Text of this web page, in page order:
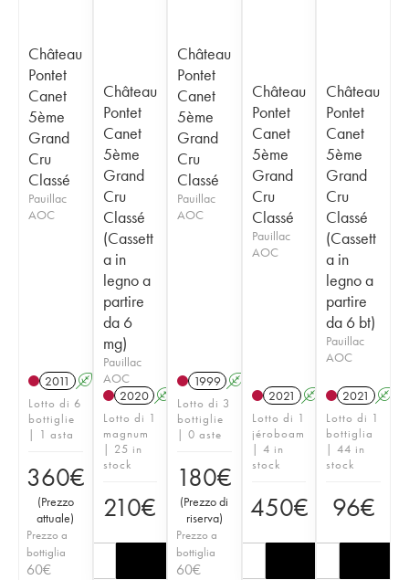
Château
Pontet
Canet
5ème
Grand
Cru
Classé
Pauillac
AOC
2011 A T
Lotto di 6
bottiglie
| 1 asta
360€
(Prezzo
attuale)
Prezzo a
bottiglia
60€
Château
Pontet
Canet
5ème
Grand
Cru
Classé
(Cassett
a in
legno a
partire
da 6
mg)
Pauillac
AOC
2020 A T
Lotto di 1
magnum
| 25 in
stock
210€
Château
Pontet
Canet
5ème
Grand
Cru
Classé
Pauillac
AOC
1999 A
Lotto di 3
bottiglie
| 0 aste
180€
(Prezzo di
riserva)
Prezzo a
bottiglia
60€
Château
Pontet
Canet
5ème
Grand
Cru
Classé
Pauillac
AOC
2021 A T
Lotto di 1
jéroboam
| 4 in
stock
450€
Château
Pontet
Canet
5ème
Grand
Cru
Classé
(Cassett
a in
legno a
partire
da 6 bt)
Pauillac
AOC
2021 A
Lotto di 1
bottiglia
| 44 in
stock
96€